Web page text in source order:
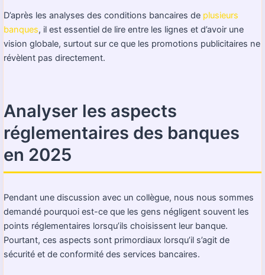
D’après les analyses des conditions bancaires de plusieurs
banques, il est essentiel de lire entre les lignes et d’avoir une
vision globale, surtout sur ce que les promotions publicitaires ne
révèlent pas directement.
Analyser les aspects
réglementaires des banques
en 2025
Pendant une discussion avec un collègue, nous nous sommes
demandé pourquoi est-ce que les gens négligent souvent les
points réglementaires lorsqu’ils choisissent leur banque.
Pourtant, ces aspects sont primordiaux lorsqu’il s’agit de
sécurité et de conformité des services bancaires.